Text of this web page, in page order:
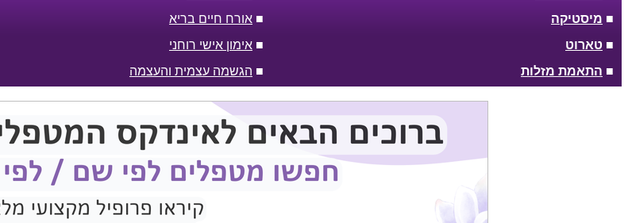
■ מיסטיקה ■ אורח חיים בריא
■ טארוט ■ אימון אישי רוחני
■ התאמת מזלות ■ הגשמה עצמית והעצמה